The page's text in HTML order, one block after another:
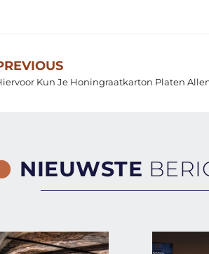
Kun Je Honingraatkarton Platen
NIEUWSTE